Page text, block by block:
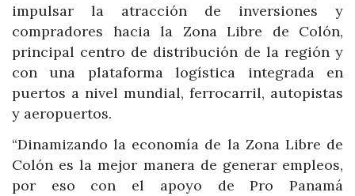
impulsar la atracción de inversiones y
compradores hacia la Zona Libre de Colón,
principal centro de distribución de la región y
con una plataforma logística integrada en
puertos a nivel mundial, ferrocarril, autopistas
y aeropuertos.
“Dinamizando la economía de la Zona Libre de
Colón es la mejor manera de generar empleos,
por eso con el apoyo de Pro Panamá